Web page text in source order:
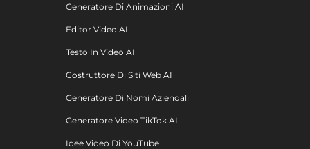
Generatore Di Animazioni AI
Editor Video AI
Testo In Video AI
Costruttore Di Siti Web AI
Generatore Di Nomi Aziendali
Generatore Video TikTok AI
Idee Video Di YouTube